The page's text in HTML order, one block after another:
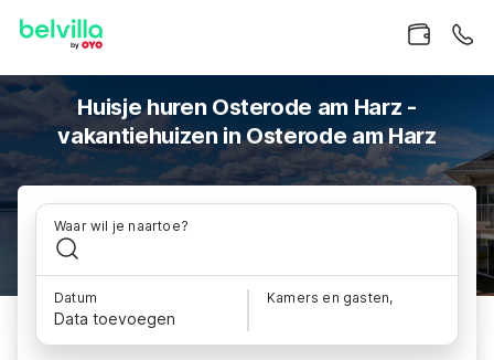
Huisje huren Osterode am Harz -
vakantiehuizen in Osterode am Harz
Waar wil je naartoe?
Datum
Data toevoegen
Kamers en gasten,